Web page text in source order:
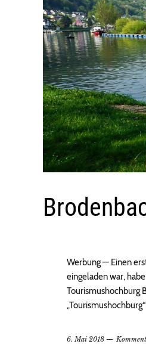
Werbung — Einen
eingeladen war,
Tourismushochburg
6. Mai 2018